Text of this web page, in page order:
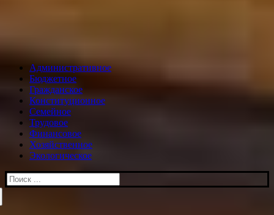
Административное
Бюджетное
Гражданское
Конституционное
Семейное
Трудовое
Финансовое
Хозяйственное
Экологическое
Искать: